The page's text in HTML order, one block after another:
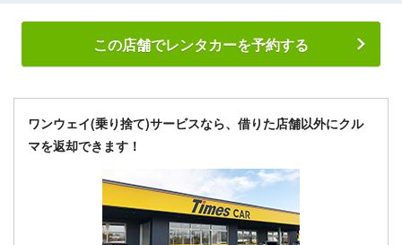
この店舗でレンタカーを予約する
ワンウェイ(乗り捨て)サービスなら、借りた店舗以外にクル
マを返却できます！